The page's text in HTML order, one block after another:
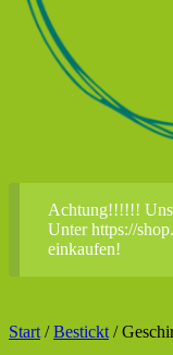
Achtung!!!!!!
Unter https://
einkaufen!
Start /Bestickt /